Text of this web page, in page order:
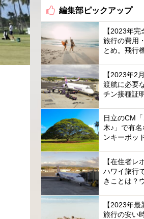
編集部ピックアップ
【2023年
旅行の費用
とめ。飛行
【2023年2
渡航に必要
チン接種証明
日立のCM
木♪」で有
ンキーポッ
【在住者レ
ハワイ旅行
きことは？
【2023年
旅行の安い